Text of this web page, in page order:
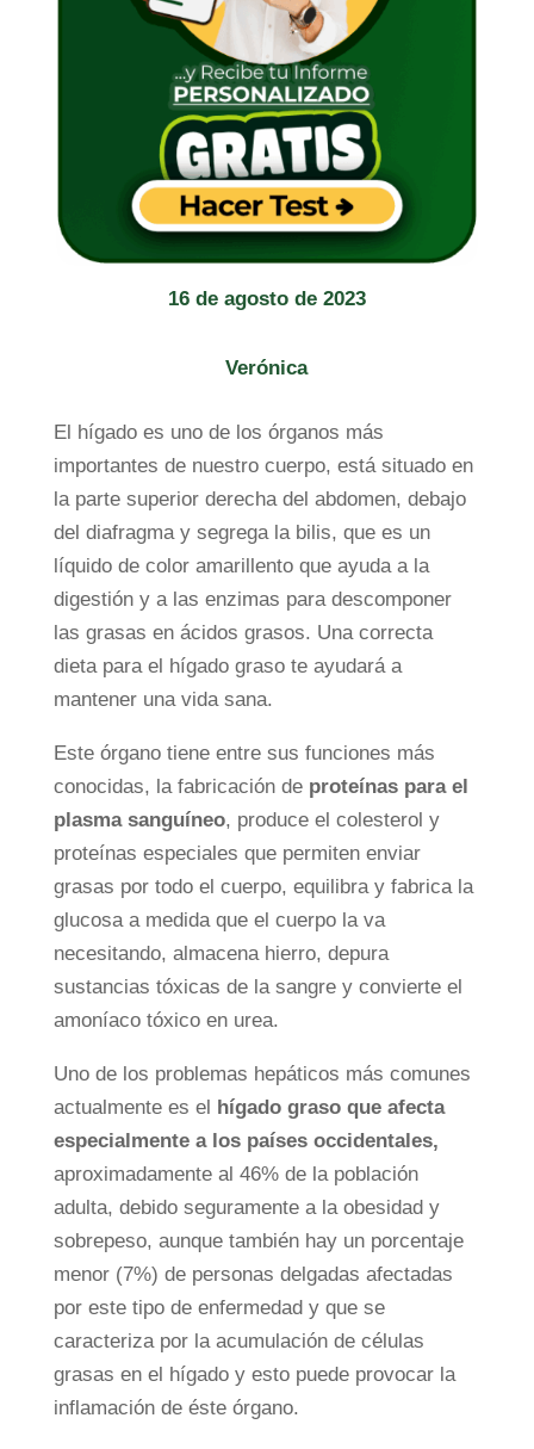
16 de agosto de 2023
Verónica
El hígado es uno de los órganos más
importantes de nuestro cuerpo, está situado en
la parte superior derecha del abdomen, debajo
del diafragma y segrega la bilis, que es un
líquido de color amarillento que ayuda a la
digestión y a las enzimas para descomponer
las grasas en ácidos grasos. Una correcta
dieta para el hígado graso te ayudará a
mantener una vida sana.
Este órgano tiene entre sus funciones más
conocidas, la fabricación de proteínas para el
plasma sanguíneo, produce el colesterol y
proteínas especiales que permiten enviar
grasas por todo el cuerpo, equilibra y fabrica la
glucosa a medida que el cuerpo la va
necesitando, almacena hierro, depura
sustancias tóxicas de la sangre y convierte el
amoníaco tóxico en urea.
Uno de los problemas hepáticos más comunes
actualmente es el
hígado graso que afecta
especialmente a los países occidentales,
aproximadamente al 46% de la población
adulta, debido seguramente a la obesidad y
sobrepeso, aunque también hay un porcentaje
menor (7%) de personas delgadas afectadas
por este tipo de enfermedad y que se
caracteriza por la acumulación de células
grasas en el hígado y esto puede provocar la
inflamación de éste órgano.